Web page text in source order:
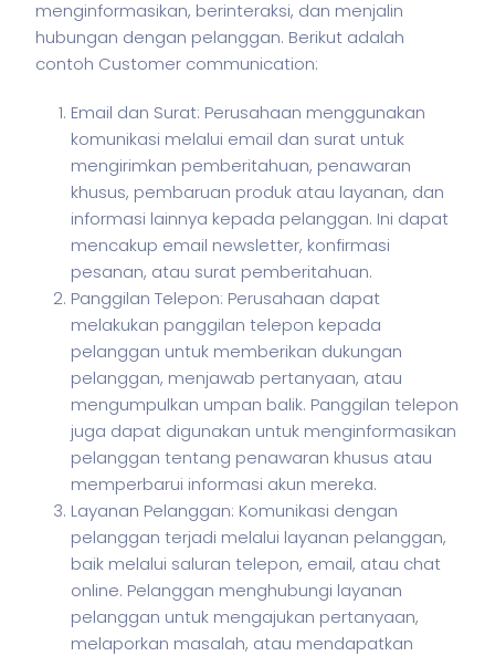
menginformasikan, berinteraksi, dan menjalin
hubungan dengan pelanggan. Berikut adalah
contoh Customer communication:
Email dan Surat: Perusahaan menggunakan
komunikasi melalui email dan surat untuk
mengirimkan pemberitahuan, penawaran
khusus, pembaruan produk atau layanan, dan
informasi lainnya kepada pelanggan. Ini dapat
mencakup email newsletter, konfirmasi
pesanan, atau surat pemberitahuan.
Panggilan Telepon: Perusahaan dapat
melakukan panggilan telepon kepada
pelanggan untuk memberikan dukungan
pelanggan, menjawab pertanyaan, atau
mengumpulkan umpan balik. Panggilan telepon
juga dapat digunakan untuk menginformasikan
pelanggan tentang penawaran khusus atau
memperbarui informasi akun mereka.
Layanan Pelanggan: Komunikasi dengan
pelanggan terjadi melalui layanan pelanggan,
baik melalui saluran telepon, email, atau chat
online. Pelanggan menghubungi layanan
pelanggan untuk mengajukan pertanyaan,
melaporkan masalah, atau mendapatkan